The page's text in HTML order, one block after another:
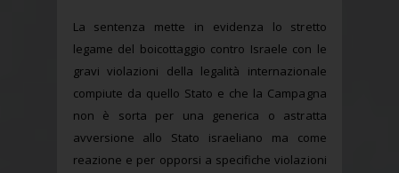
La sentenza mette in evidenza lo stretto
legame del boicottaggio contro Israele con le
gravi violazioni della legalità internazionale
compiute da quello Stato e che la Campagna
non è sorta per una generica o astratta
avversione allo Stato israeliano ma come
reazione e per opporsi a specifiche violazioni